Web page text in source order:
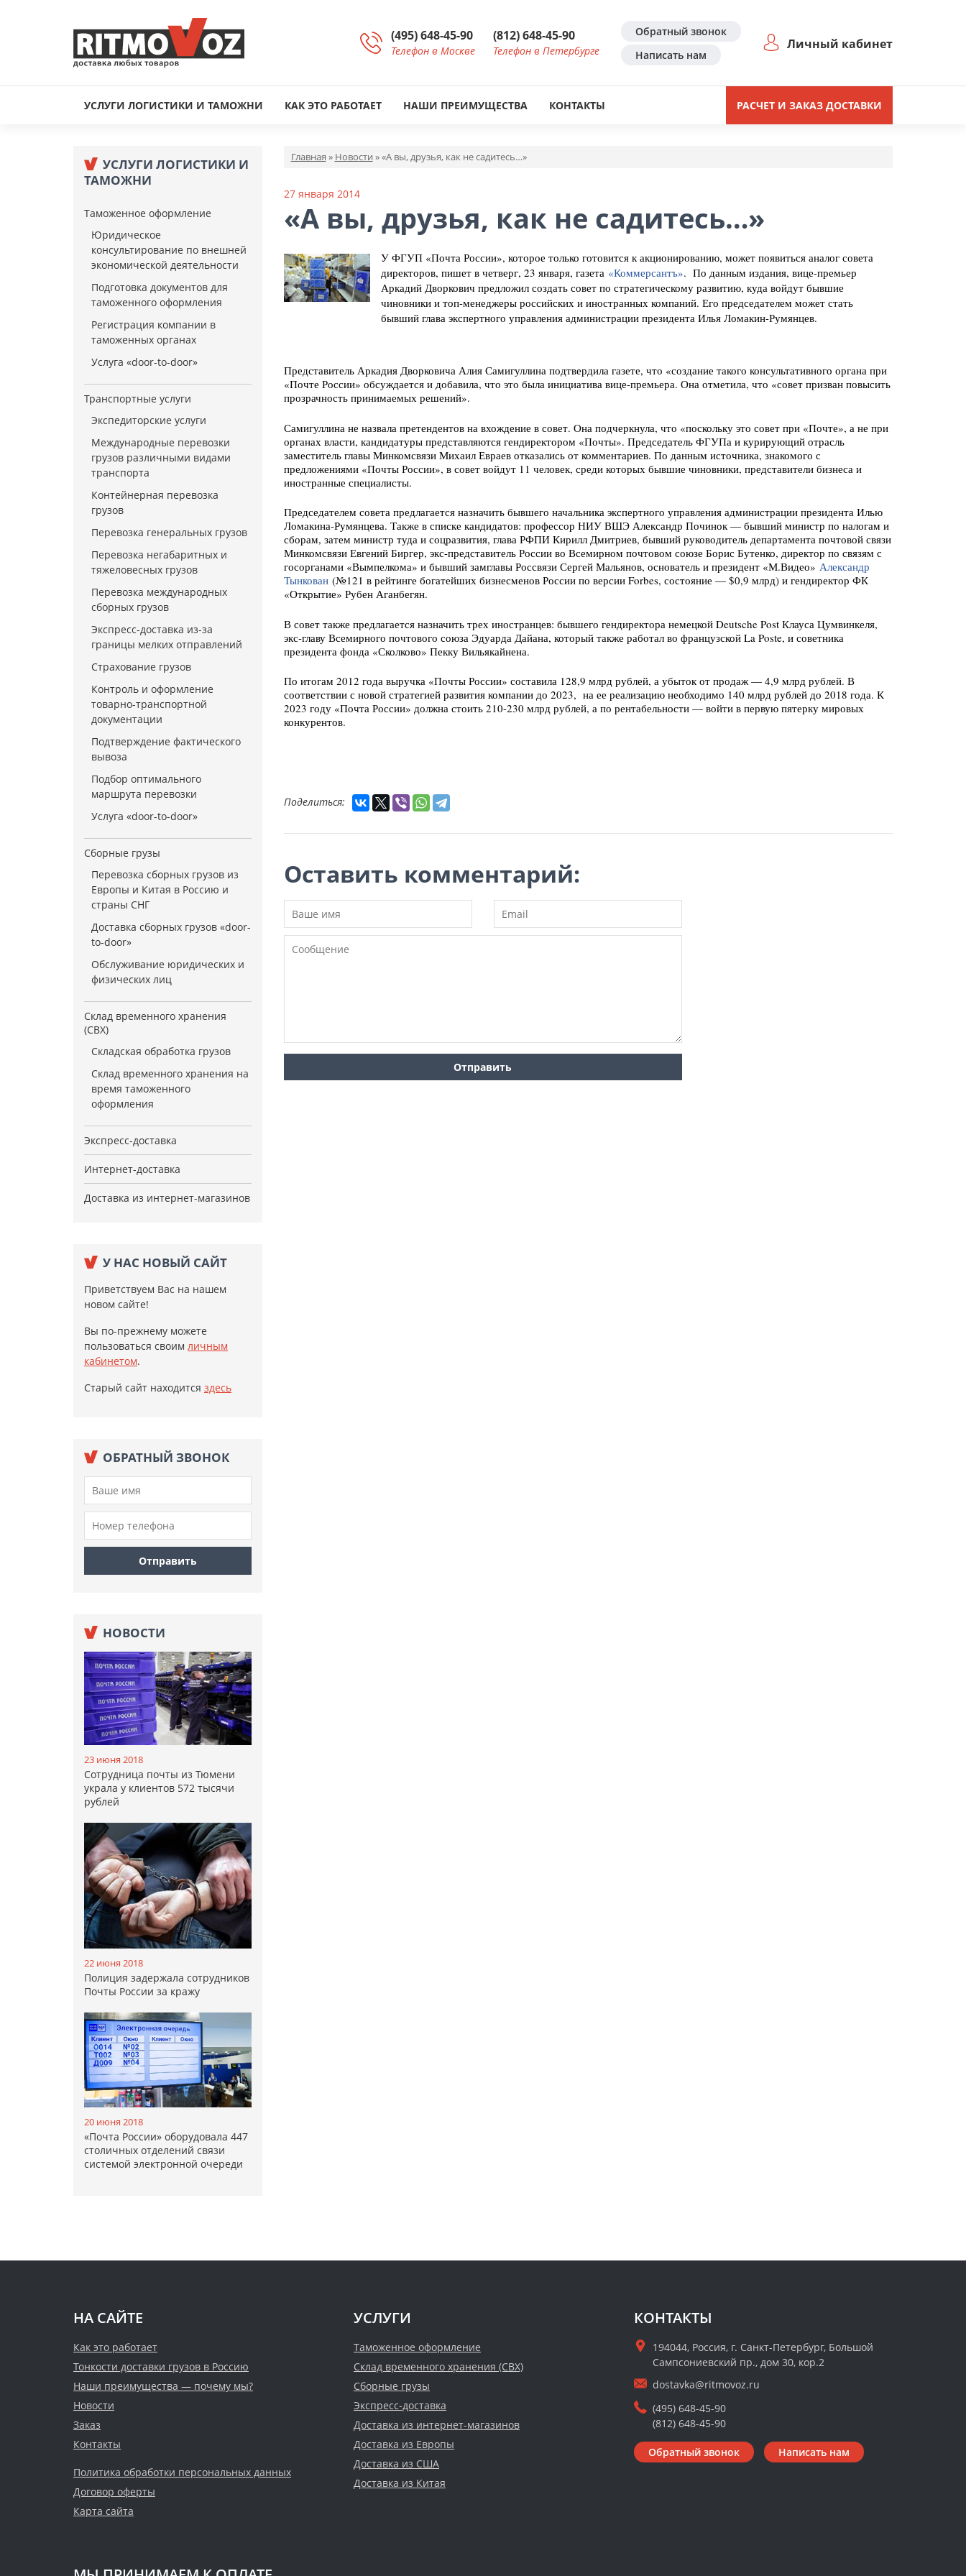
(495) 648-45-90
Телефон в Москве
(812) 648-45-90
Телефон в Петербурге
Обратный звонок
Написать нам
Личный кабинет
УСЛУГИ ЛОГИСТИКИ И ТАМОЖНИ КАК ЭТО РАБОТАЕТ НАШИ ПРЕИМУЩЕСТВА КОНТАКТЫ РАСЧЕТ И ЗАКАЗ ДОСТАВКИ
УСЛУГИ ЛОГИСТИКИ И
ТАМОЖНИ
Таможенное оформление
Юридическое
консультирование по внешней
экономической деятельности
Подготовка документов для
таможенного оформления
Регистрация компании в
таможенных органах
Услуга «door-to-door»
Транспортные услуги
Экспедиторские услуги
Международные перевозки
грузов различными видами
транспорта
Контейнерная перевозка
грузов
Перевозка генеральных грузов
Перевозка негабаритных и
тяжеловесных грузов
Перевозка международных
сборных грузов
Экспресс-доставка из-за
границы мелких отправлений
Страхование грузов
Контроль и оформление
товарно-транспортной
документации
Подтверждение фактического
вывоза
Подбор оптимального
маршрута перевозки
Услуга «door-to-door»
Сборные грузы
Перевозка сборных грузов из
Европы и Китая в Россию и
страны СНГ
Доставка сборных грузов «door-
to-door»
Обслуживание юридических и
физических лиц
Склад временного хранения
(СВХ)
Складская обработка грузов
Склад временного хранения на
время таможенного
оформления
Экспресс-доставка
Интернет-доставка
Доставка из интернет-магазинов
У НАС НОВЫЙ САЙТ
Приветствуем Вас на нашем
новом сайте!
Вы по-прежнему можете
пользоваться своим личным
кабинетом.
Старый сайт находится здесь
ОБРАТНЫЙ ЗВОНОК
НОВОСТИ
23 июня 2018
Сотрудница почты из Тюмени
украла у клиентов 572 тысячи
рублей
22 июня 2018
Полиция задержала сотрудников
Почты России за кражу
20 июня 2018
«Почта России» оборудовала 447
столичных отделений связи
системой электронной очереди
Главная » Новости »«А вы, друзья, как не садитесь…»
27 января 2014
«А вы, друзья, как не садитесь…»
У ФГУП «Почта России», которое только готовится к акционированию, может появиться аналог совета
директоров, пишет в четверг, 23 января, газета «Коммерсантъ». По данным издания, вице-премьер
Аркадий Дворкович предложил создать совет по стратегическому развитию, куда войдут бывшие
чиновники и топ-менеджеры российских и иностранных компаний. Его председателем может стать
бывший глава экспертного управления администрации президента Илья Ломакин-Румянцев.
Представитель Аркадия Дворковича Алия Самигуллина подтвердила газете, что «создание такого консультативного органа при
«Почте России» обсуждается и добавила, что это была инициатива вице-премьера. Она отметила, что «совет призван повысить
прозрачность принимаемых решений».
Самигуллина не назвала претендентов на вхождение в совет. Она подчеркнула, что «поскольку это совет при «Почте», а не при
органах власти, кандидатуры представляются гендиректором «Почты». Председатель ФГУПа и курирующий отрасль
заместитель главы Минкомсвязи Михаил Евраев отказались от комментариев. По данным источника, знакомого с
предложениями «Почты России», в совет войдут 11 человек, среди которых бывшие чиновники, представители бизнеса и
иностранные специалисты.
Председателем совета предлагается назначить бывшего начальника экспертного управления администрации президента Илью
Ломакина-Румянцева. Также в списке кандидатов: профессор НИУ ВШЭ Александр Починок — бывший министр по налогам и
сборам, затем министр туда и соцразвития, глава РФПИ Кирилл Дмитриев, бывший руководитель департамента почтовой связи
Минкомсвязи Евгений Биргер, экс-представитель России во Всемирном почтовом союзе Борис Бутенко, директор по связям с
госорганами «Вымпелкома» и бывший замглавы Россвязи Сергей Мальянов, основатель и президент «М.Видео» Александр
Тынкован(№121 в рейтинге богатейших бизнесменов России по версии Forbes, состояние — $0,9 млрд) и гендиректор ФК
«Открытие» Рубен Аганбегян.
В совет также предлагается назначить трех иностранцев: бывшего гендиректора немецкой Deutsche Post Клауса Цумвинкеля,
экс-главу Всемирного почтового союза Эдуарда Дайана, который также работал во французской La Poste, и советника
президента фонда «Сколково» Пекку Вильякайнена.
По итогам 2012 года выручка «Почты России» составила 128,9 млрд рублей, а убыток от продаж — 4,9 млрд рублей. В
соответствии с новой стратегией развития компании до 2023, на ее реализацию необходимо 140 млрд рублей до 2018 года. К
2023 году «Почта России» должна стоить 210-230 млрд рублей, а по рентабельности — войти в первую пятерку мировых
конкурентов.
Поделиться:
Оставить комментарий:
НА САЙТЕ
Как это работает
Тонкости доставки грузов в Россию
Наши преимущества — почему мы?
Новости
Заказ
Контакты
Политика обработки персональных данных
Договор оферты
Карта сайта
УСЛУГИ
Таможенное оформление
Склад временного хранения (СВХ)
Сборные грузы
Экспресс-доставка
Доставка из интернет-магазинов
Доставка из Европы
Доставка из США
Доставка из Китая
КОНТАКТЫ
194044, Россия, г. Санкт-Петербург, Большой
Сампсониевский пр., дом 30, кор.2
dostavka@ritmovoz.ru
(495) 648-45-90
(812) 648-45-90
Обратный звонок Написать нам